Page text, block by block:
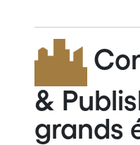
&
grands